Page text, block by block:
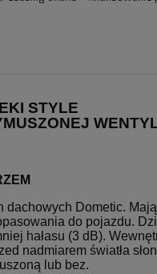
STYLE
Dometic.
do pojazdu.
hałasu (3 dB).
nadmiarem światła
lub bez.